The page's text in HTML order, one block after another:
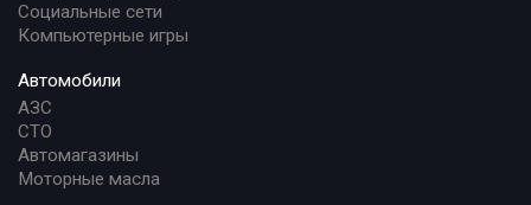
Социальные сети
Компьютерные игры
Автомобили
АЗС
СТО
Автомагазины
Моторные масла